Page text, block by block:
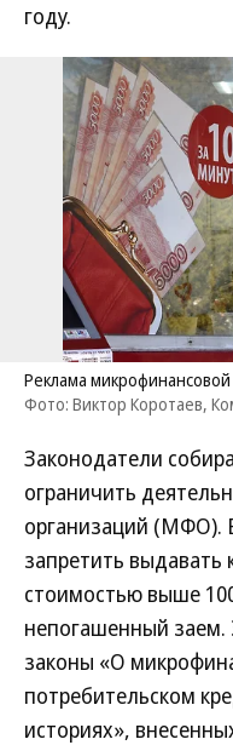
году.
Реклама
Фото: Виктор Коротаев,
Законодатели
ограничить
организаций (МФО).
запретить выдавать
стоимостью выше
непогашенный заем.
законы «О
потребительском
историях»,